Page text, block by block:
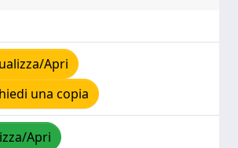
Apri
una copia
Apri